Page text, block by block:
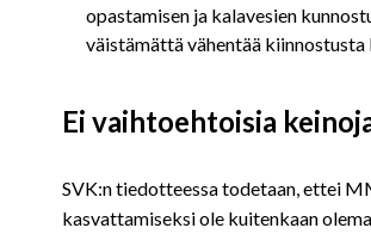
opastamisen ja kalavesien
väistämättä vähentää kiinnostusta
Ei vaihtoehtoisia
SVK:n tiedotteessa todetaan, ettei
kasvattamiseksi ole kuitenkaan